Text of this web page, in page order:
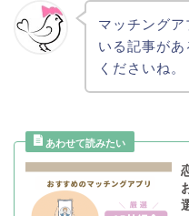
マッチング
いる記事が
くださいね。